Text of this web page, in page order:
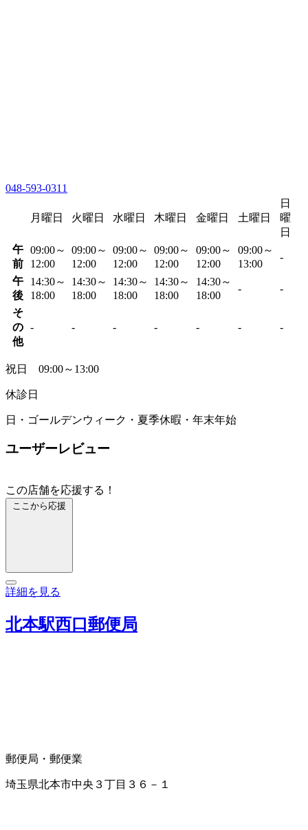
048-593-0311
月曜日 火曜日 水曜日 木曜日 金曜日 土曜日
日
曜
日
午
前
09:00～
12:00
09:00～
12:00
09:00～
12:00
09:00～
12:00
09:00～
12:00
09:00～
13:00
-
午
後
14:30～
18:00
14:30～
18:00
14:30～
18:00
14:30～
18:00
14:30～
18:00
- -
そ
の
他
- - - - - - -
祝日 09:00～13:00
休診日
日・ゴールデンウィーク・夏季休暇・年末年始
ユーザーレビュー
この店舗を応援する！
ここから応援
詳細を見る
北本駅西口郵便局
郵便局・郵便業
埼玉県北本市中央３丁目３６－１